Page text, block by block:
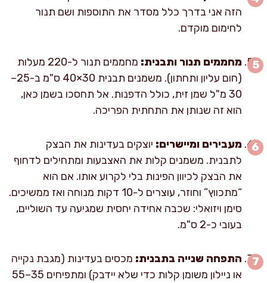
הזה אני בדרך כלל מסדר את התוספות ושם תנור
לחימום מוקדם.
מחממים תנור ותבנית:
מחממים תנור ל-220 מעלות
(חום עליון ותחתון). משמנים תבנית 30×40 ס"מ ב-25–
30 מ"ל שמן זית, כולל הדפנות. אל תחסכו בשמן כאן,
הוא זה שנותן את התחתית הפריכה.
מעבירים ומיישרים: יוצקים בעדינות את הבצק
לתבנית. משמנים קלות את האצבעות ומתחילים לדחוף
את הבצק לכיוון הפינות בלי לקרוע אותו. אם הוא
“מתכווץ” וחוזר, עוצרים ל-10 דקות מנוחה ואז ממשיכים.
סימן ויזואלי: שכבה אחידה יחסית שמגיעה עד השוליים,
בעובי כ-2 ס"מ.
התפחה שנייה בתבנית: מכסים בעדינות (מגבת נקייה
או ניילון משומן קלות כדי שלא יידבק) ומתפיחים 35–55